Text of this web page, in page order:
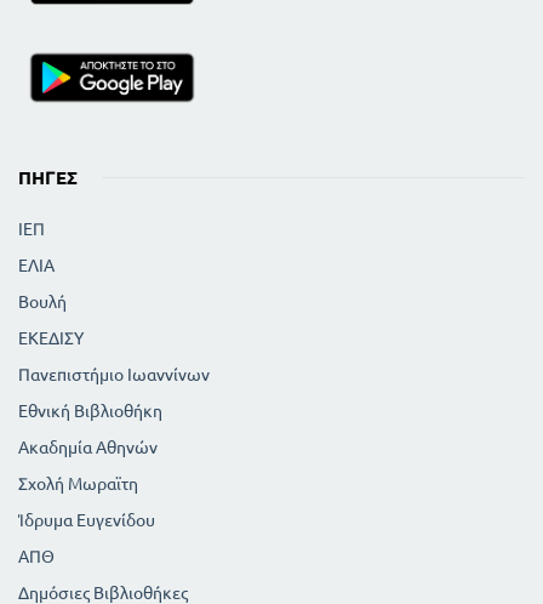
ΠΗΓΈΣ
ΙΕΠ
ΕΛΙΑ
Βουλή
ΕΚΕΔΙΣΥ
Πανεπιστήμιο Ιωαννίνων
Εθνική Βιβλιοθήκη
Ακαδημία Αθηνών
Σχολή Μωραϊτη
Ίδρυμα Ευγενίδου
ΑΠΘ
Δημόσιες Βιβλιοθήκες